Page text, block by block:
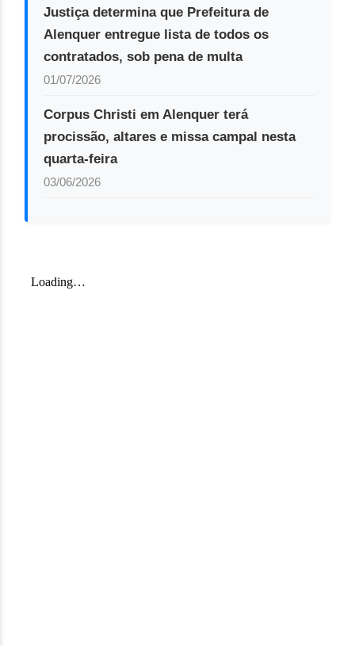
Justiça determina que Prefeitura de
Alenquer entregue lista de todos os
contratados, sob pena de multa
01/07/2026
Corpus Christi em Alenquer terá
procissão, altares e missa campal nesta
quarta-feira
03/06/2026